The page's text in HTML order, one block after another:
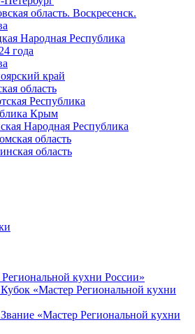
область. Воскресенск.
Народная Республика​
года
край
область
Республика
Крым
Народная Республика
область
область
кухни России»
«Мастер Региональной кухни
«Мастер Региональной кухни